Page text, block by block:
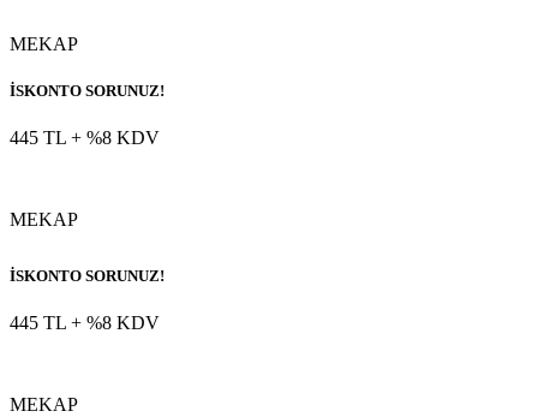
MEKAP
İSKONTO SORUNUZ!
445 TL + %8 KDV
MEKAP
İSKONTO SORUNUZ!
445 TL + %8 KDV
MEKAP